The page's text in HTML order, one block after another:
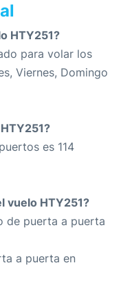
HTY251?
para volar los
Viernes, Domingo
es 114
vuelo HTY251?
de puerta a puerta
a puerta en